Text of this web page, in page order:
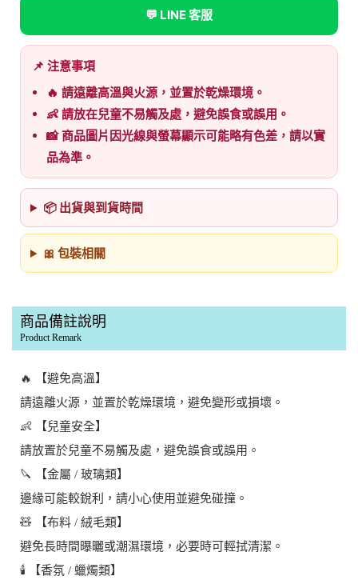
💬 LINE 客服
📌 注意事項
🔥 請遠離高溫與火源，並置於乾燥環境。
👶 請放在兒童不易觸及處，避免誤食或誤用。
📸 商品圖片因光線與螢幕顯示可能略有色差，請以實
品為準。
📦 出貨與到貨時間
🎀 包裝相關
商品備註說明
Product Remark
🔥 【避免高溫】
請遠離火源，並置於乾燥環境，避免變形或損壞。
👶 【兒童安全】
請放置於兒童不易觸及處，避免誤食或誤用。
🔪 【金屬 / 玻璃類】
邊緣可能較銳利，請小心使用並避免碰撞。
🧸 【布料 / 絨毛類】
避免長時間曝曬或潮濕環境，必要時可輕拭清潔。
🕯️ 【香氛 / 蠟燭類】